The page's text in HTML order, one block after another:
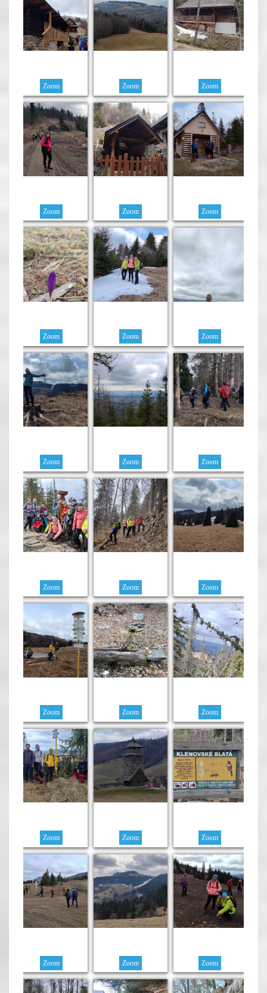
Zoom Zoom Zoom
Zoom Zoom Zoom
Zoom Zoom Zoom
Zoom Zoom Zoom
Zoom Zoom Zoom
Zoom Zoom Zoom
Zoom Zoom Zoom
Zoom Zoom Zoom